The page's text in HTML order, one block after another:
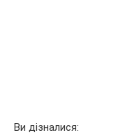
Ви дізналися: